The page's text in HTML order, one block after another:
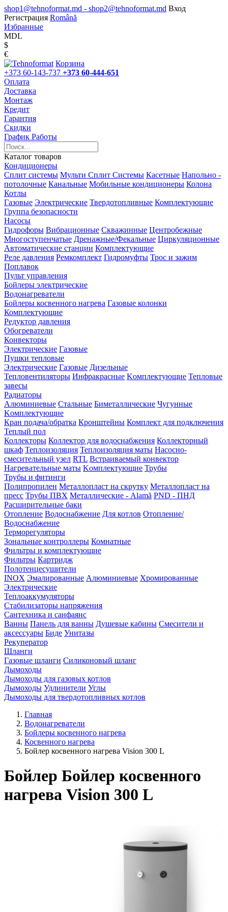
shop1@tehnoformat.md - shop2@tehnoformat.md Вход
Регистрация Română
Избранные
MDL
$
€
Корзина
+373 60-143-737 +373 60-444-651
Оплата
Доставка
Монтаж
Кредит
Гарантия
Скидки
График Работы
Каталог товаров
Кондиционеры
Сплит системы Мульти Сплит Системы Касетные Напольно -
потолочные Канальные Мобильные кондиционеры Колона
Котлы
Газовые Электрические Твердотопливные Комплектующие
Группа безопасности
Насосы
Гидрофоры Вибрационные Скважинные Центробежные
Многоступенчатые Дренажные/Фекальные Циркуляционные
Автоматические станции Комплектующие
Реле давления Ремкомплект Гидромуфты Трос и зажим
Поплавок
Пульт управления
Бойлеры электрические
Водонагреватели
Бойлеры косвенного нагрева Газовые колонки
Комплектующие
Редуктор давления
Обогреватели
Конвекторы
Электрические Газовые
Пушки тепловые
Электрические Газовые Дизельные
Тепловентиляторы Инфракрасные Kомплектующие Тепловые
завесы
Радиаторы
Алюминиевые Стальные Биметаллические Чугунные
Kомплектующие
Кран подача/обратка Кронштейны Комплект для подключения
Теплый пол
Коллекторы Коллектор для водоснабжения Коллекторный
шкаф Теплоизоляция Теплоизоляция маты Насосно-
смесительный узел RTL Встраиваемый конвектор
Нагревательные маты Kомплектующие Трубы
Трубы и фитинги
Полипропилен Металлопласт на скрутку Металлопласт на
пресс Трубы ПВХ Металлические - Alamă PND - ПНД
Расширительные баки
Отопление Водоснабжение Для котлов Отопление/
Водоснабжение
Терморегуляторы
Зональные контроллеры Комнатные
Фильтры и комплектующие
Фильтры Картридж
Полотенцесушители
INOX Эмалированные Алюминиевые Хромированные
Электрические
Теплоаккумуляторы
Стабилизаторы напряжения
Сантехника и санфаянс
Ванны Панель для ванны Душевые кабины Смесители и
аксессуары Биде Унитазы
Рекуператор
Шланги
Газовые шланги Силиконовый шланг
Дымоходы
Дымоходы для газовых котлов
Дымоходы Удлинители Углы
Дымоходы для твердотопливных котлов
Главная
Водонагреватели
Бойлеры косвенного нагрева
Косвенного нагрева
Бойлер косвенного нагрева Vision 300 L
Бойлер Бойлер косвенного
нагрева Vision 300 L